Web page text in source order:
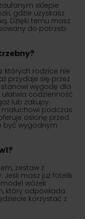
sklepie
gdzie uzyskasz
Dzięki temu masz
do potrzeb
których rodzice nie
przydaje się przez
wygodę dla
codzienność
lub zakupy.
podczas
osłonę przed
być wygodnym
zestaw z
Jeśli masz już fotelik
wózek
który odpowiada
korzystać z